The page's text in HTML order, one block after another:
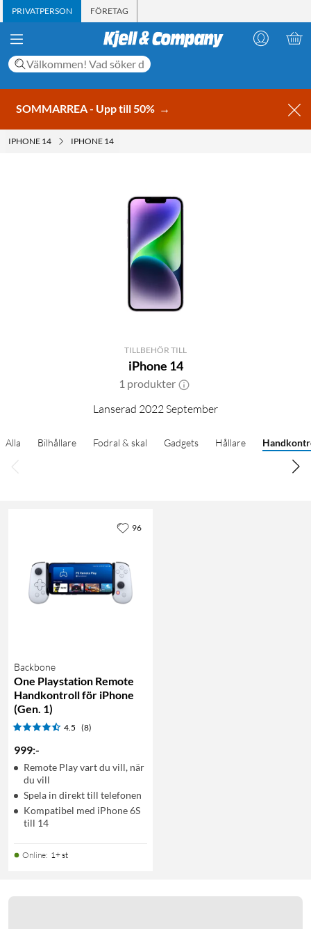
PRIVATPERSON FÖRETAG
SOMMARREA - Upp till 50% →
IPHONE 14 IPHONE 14
TILLBEHÖR TILL
iPhone 14
1 produkter
Lanserad 2022 September
Alla Bilhållare Fodral & skal Gadgets Hållare
Backbone
One Playstation Remote
Handkontroll för iPhone
(Gen. 1)
4.5 (8)
999:-
Remote Play vart du vill, när
du vill
Spela in direkt till telefonen
Kompatibel med iPhone 6S
till 14
Online: 1+ st
96